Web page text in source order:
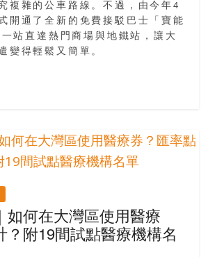
複雜的公車路線。不過，由今年4
開通了全新的免費接駁巴士「寶能
站直達熱門商場與地鐵站，讓大
變得輕鬆又簡單。
如何在大灣區使用醫療
？附19間試點醫療機構名